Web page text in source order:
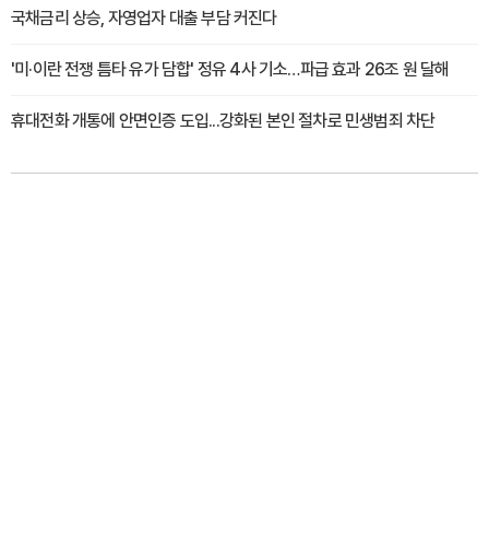
국채금리 상승, 자영업자 대출 부담 커진다
'미·이란 전쟁 틈타 유가 담합' 정유 4사 기소…파급 효과 26조 원 달해
휴대전화 개통에 안면인증 도입...강화된 본인 절차로 민생범죄 차단